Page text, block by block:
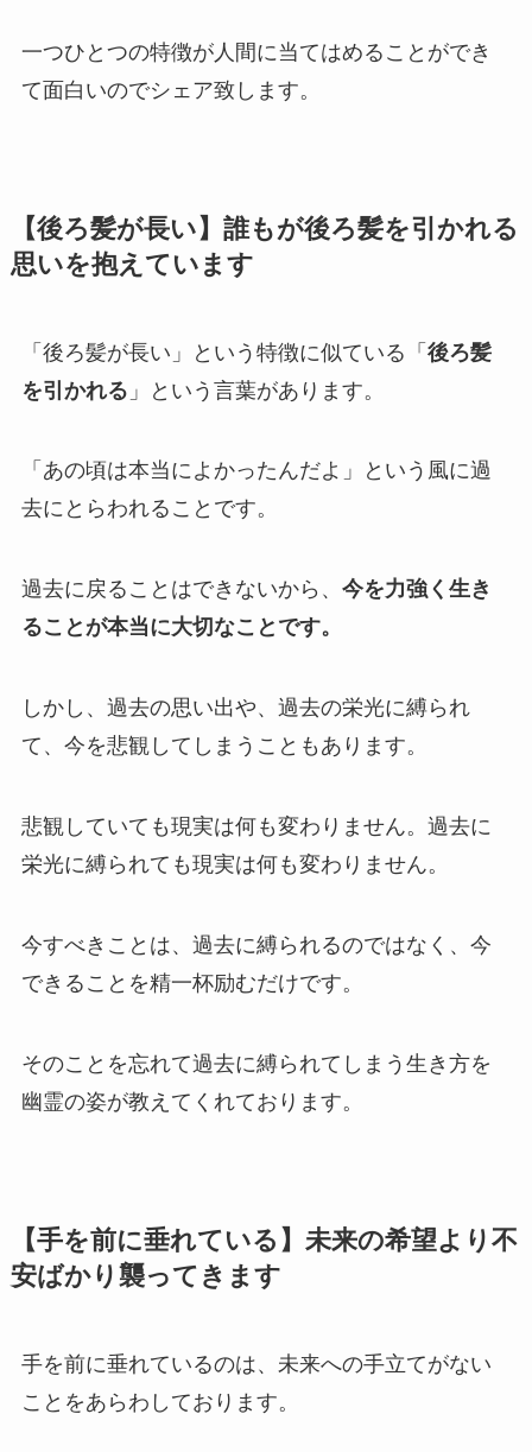
一つひとつの特徴が人間に当てはめることができ
て面白いのでシェア致します。
【後ろ髪が長い】誰もが後ろ髪を引かれる
思いを抱えています
「後ろ髪が長い」という特徴に似ている「 後ろ髪
を引かれる 」という言葉があります。
「あの頃は本当によかったんだよ」という風に過
去にとらわれることです。
過去に戻ることはできないから、 今を力強く生き
ることが本当に大切なことです。
しかし、過去の思い出や、過去の栄光に縛られ
て、今を悲観してしまうこともあります。
悲観していても現実は何も変わりません。過去に
栄光に縛られても現実は何も変わりません。
今すべきことは、過去に縛られるのではなく、今
できることを精一杯励むだけです。
そのことを忘れて過去に縛られてしまう生き方を
幽霊の姿が教えてくれております。
【手を前に垂れている】未来の希望より不
安ばかり襲ってきます
手を前に垂れているのは、未来への手立てがない
ことをあらわしております。